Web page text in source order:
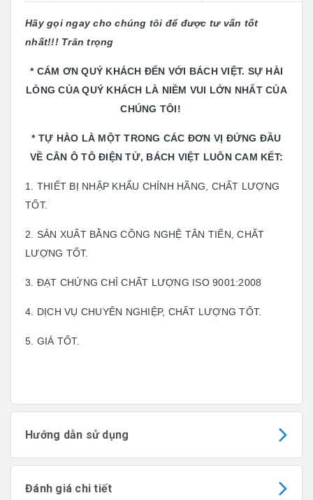
Hãy gọi ngay cho chúng tôi để được tư vấn tốt
nhất!!! Trân trọng
* CÁM ƠN QUÝ KHÁCH ĐẾN VỚI BÁCH VIỆT. SỰ HÀI
LÒNG CỦA QUÝ KHÁCH LÀ NIỀM VUI LỚN NHẤT CỦA
CHÚNG TÔI!
* TỰ HÀO LÀ MỘT TRONG CÁC ĐƠN VỊ ĐỨNG ĐẦU
VỀ CÂN Ô TÔ ĐIỆN TỬ, BÁCH VIỆT LUÔN CAM KẾT:
1. THIẾT BỊ NHẬP KHẨU CHÍNH HÃNG, CHẤT LƯỢNG
TỐT.
2. SẢN XUẤT BẰNG CÔNG NGHỆ TÂN TIẾN, CHẤT
LƯỢNG TỐT.
3. ĐẠT CHỨNG CHỈ CHẤT LƯỢNG ISO 9001:2008
4. DỊCH VỤ CHUYÊN NGHIỆP, CHẤT LƯỢNG TỐT.
5. GIÁ TỐT.
Hướng dẫn sử dụng
Đánh giá chi tiết